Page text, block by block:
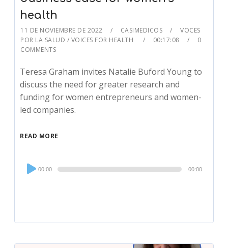
health
11 DE NOVIEMBRE DE 2022 CASIMEDICOS
VOCES
POR LA SALUD / VOICES FOR HEALTH
00:17:08
0
COMMENTS
Teresa Graham invites Natalie Buford Young to
discuss the need for greater research and
funding for women entrepreneurs and women-
led companies.
READ MORE
Audio
Player
00:00 00:00